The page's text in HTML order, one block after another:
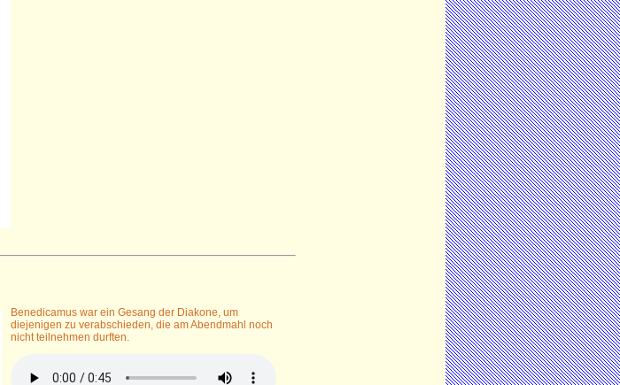
Benedicamus war ein Gesang der Diakone, um
diejenigen zu verabschieden, die am Abendmahl noch
nicht teilnehmen durften.